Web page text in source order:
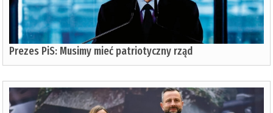
Prezes PiS: Musimy mieć patriotyczny rząd